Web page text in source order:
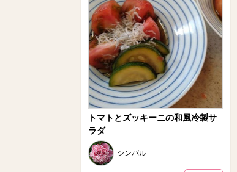
トマトとズッキーニの和風冷製サ
ラダ
シンバル